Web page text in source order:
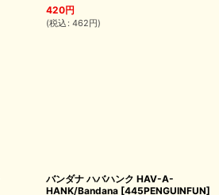
420円
(税込 : 462円)
バンダナ ハバハンク HAV-A-
HANK/Bandana [445PENGUINFUN]